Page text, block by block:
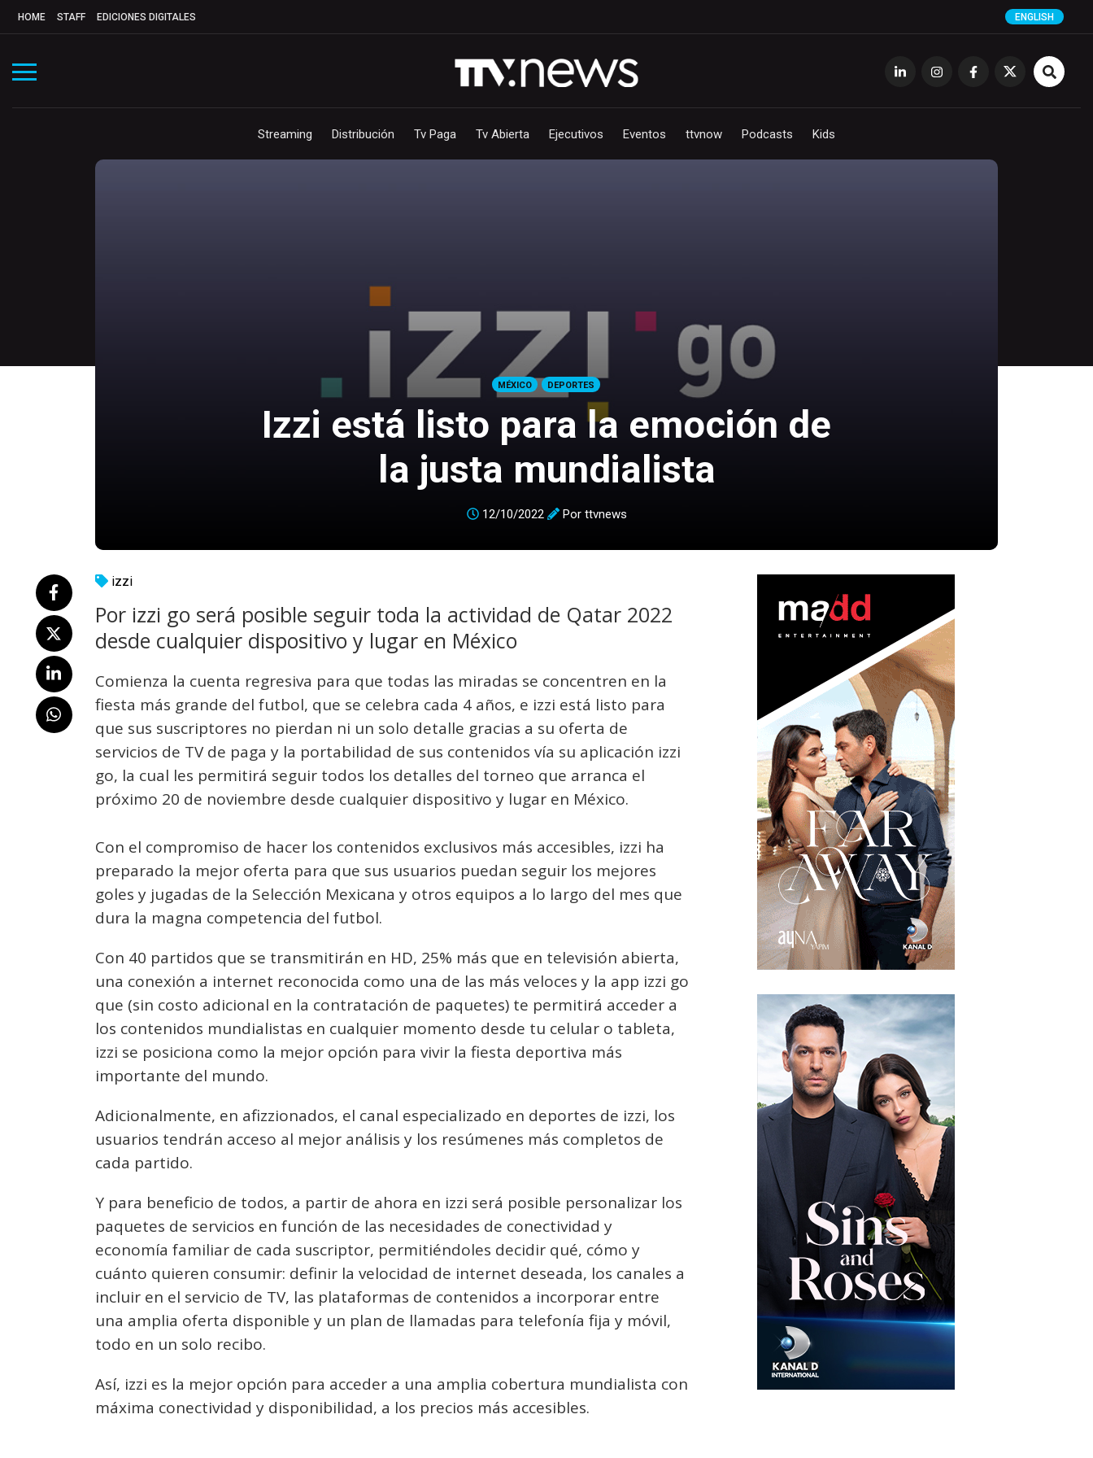
HOME STAFF EDICIONES DIGITALES ENGLISH
Streaming Distribución Tv Paga Tv Abierta Ejecutivos Eventos ttvnow Podcasts Kids
MÉXICO DEPORTES
Izzi está listo para la emoción de
la justa mundialista
12/10/2022 Por ttvnews
izzi
Por izzi go será posible seguir toda la actividad de Qatar 2022
desde cualquier dispositivo y lugar en México
Comienza la cuenta regresiva para que todas las miradas se concentren en la
fiesta más grande del futbol, que se celebra cada 4 años, e izzi está listo para
que sus suscriptores no pierdan ni un solo detalle gracias a su oferta de
servicios de TV de paga y la portabilidad de sus contenidos vía su aplicación izzi
go, la cual les permitirá seguir todos los detalles del torneo que arranca el
próximo 20 de noviembre desde cualquier dispositivo y lugar en México.
Con el compromiso de hacer los contenidos exclusivos más accesibles, izzi ha
preparado la mejor oferta para que sus usuarios puedan seguir los mejores
goles y jugadas de la Selección Mexicana y otros equipos a lo largo del mes que
dura la magna competencia del futbol.
Con 40 partidos que se transmitirán en HD, 25% más que en televisión abierta,
una conexión a internet reconocida como una de las más veloces y la app izzi go
que (sin costo adicional en la contratación de paquetes) te permitirá acceder a
los contenidos mundialistas en cualquier momento desde tu celular o tableta,
izzi se posiciona como la mejor opción para vivir la fiesta deportiva más
importante del mundo.
Adicionalmente, en afizzionados, el canal especializado en deportes de izzi, los
usuarios tendrán acceso al mejor análisis y los resúmenes más completos de
cada partido.
Y para beneficio de todos, a partir de ahora en izzi será posible personalizar los
paquetes de servicios en función de las necesidades de conectividad y
economía familiar de cada suscriptor, permitiéndoles decidir qué, cómo y
cuánto quieren consumir: definir la velocidad de internet deseada, los canales a
incluir en el servicio de TV, las plataformas de contenidos a incorporar entre
una amplia oferta disponible y un plan de llamadas para telefonía fija y móvil,
todo en un solo recibo.
Así, izzi es la mejor opción para acceder a una amplia cobertura mundialista con
máxima conectividad y disponibilidad, a los precios más accesibles.